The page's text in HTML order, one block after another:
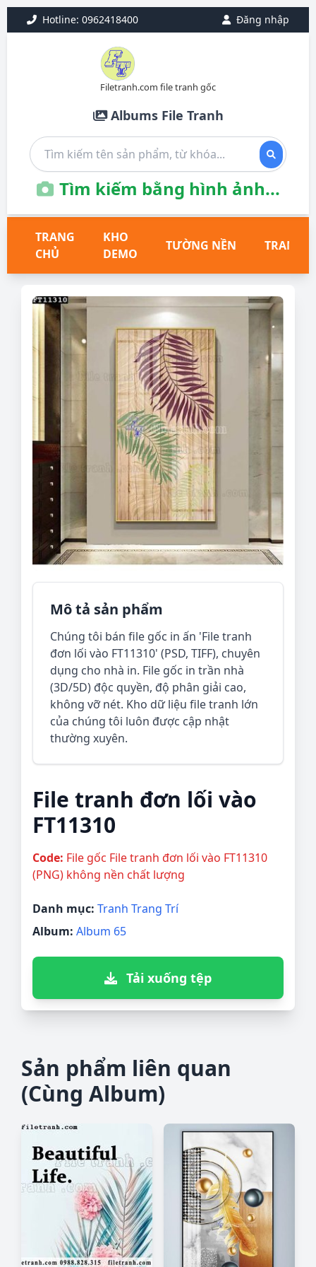
Hotline: 0962418400 Đăng nhập
Filetranh.com file tranh gốc
Albums File Tranh
Tìm kiếm bằng hình ảnh...
TRANG
CHỦ
KHO
DEMO
TƯỜNG NỀN TRANH
Mô tả sản phẩm
Chúng tôi bán file gốc in ấn 'File tranh
đơn lối vào FT11310' (PSD, TIFF), chuyên
dụng cho nhà in. File gốc in trần nhà
(3D/5D) độc quyền, độ phân giải cao,
không vỡ nét. Kho dữ liệu file tranh lớn
của chúng tôi luôn được cập nhật
thường xuyên.
File tranh đơn lối vào
FT11310
Code: File gốc File tranh đơn lối vào FT11310
(PNG) không nền chất lượng
Danh mục: Tranh Trang Trí
Album: Album 65
Tải xuống tệp
Sản phẩm liên quan
(Cùng Album)